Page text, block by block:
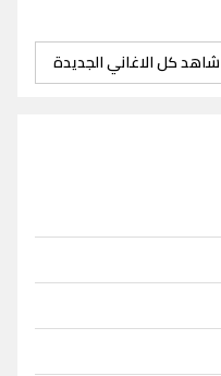
شاهد كل الاغاني الجديدة